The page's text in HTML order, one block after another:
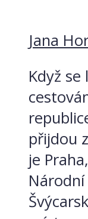
Jana
Když
přijdou
je
Národní